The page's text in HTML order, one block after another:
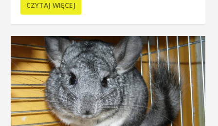
CZYTAJ WIĘCEJ